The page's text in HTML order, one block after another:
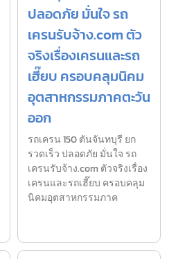
ปลอดภัย มั่นใจ รถ
เครนรับจ้าง.com ตัว
จริงเรื่องเครนและรถ
เฮี๊ยบ ครอบคลุมนิคม
อุตสาหกรรมภาคตะวัน
ออก
รถเครน 150 ตันจันทบุรี ยก
รวดเร็ว ปลอดภัย มั่นใจ รถ
เครนรับจ้าง.com ตัวจริงเรื่อง
เครนและรถเฮี๊ยบ ครอบคลุม
นิคมอุตสาหกรรมภาค